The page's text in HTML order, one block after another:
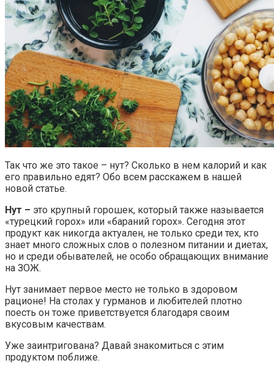
Так что же это такое – нут? Сколько в нем калорий и как
его правильно едят? Обо всем расскажем в нашей
новой статье.
Нут – это крупный горошек, который также называется
«турецкий горох» или «бараний горох». Сегодня этот
продукт как никогда актуален, не только среди тех, кто
знает много сложных слов о полезном питании и диетах,
но и среди обывателей, не особо обращающих внимание
на ЗОЖ.
Нут занимает первое место не только в здоровом
рационе! На столах у гурманов и любителей плотно
поесть он тоже приветствуется благодаря своим
вкусовым качествам.
Уже заинтригована? Давай знакомиться с этим
продуктом поближе.